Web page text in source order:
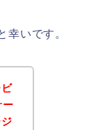
幸いです。
ー